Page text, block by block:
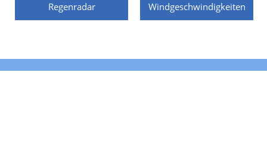
Regenradar Windgeschwindigkeiten